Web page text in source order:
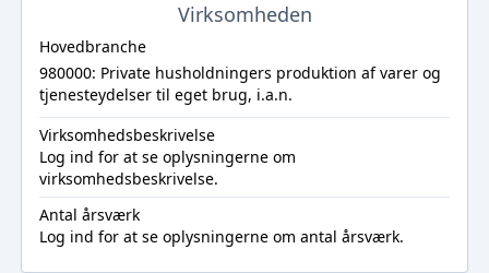
Virksomheden
Hovedbranche
980000: Private husholdningers produktion af varer og
tjenesteydelser til eget brug, i.a.n.
Virksomhedsbeskrivelse
Log ind for at se oplysningerne om
virksomhedsbeskrivelse.
Antal årsværk
Log ind for at se oplysningerne om antal årsværk.